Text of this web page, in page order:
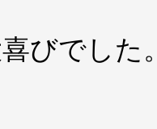
びでした。